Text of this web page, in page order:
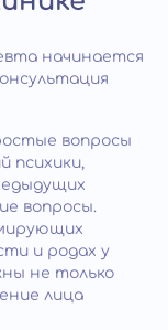
начинается
вопросы
психики,
вопросы.
и родах у
не только
лица